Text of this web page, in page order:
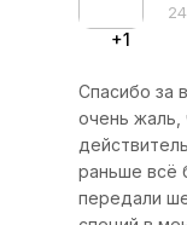
+1
Спасибо за
очень жаль,
раньше всё
передали